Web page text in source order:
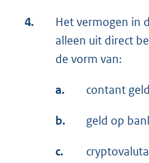
4.
Het vermogen in
alleen uit direct
de vorm van:
a. contant
b. geld op
c.